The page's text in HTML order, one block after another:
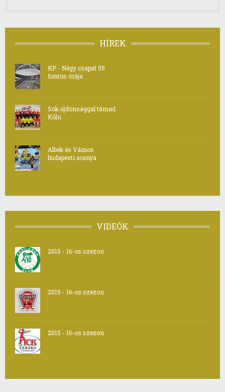
HÍREK
KP - Négy csapat 55
fontos órája
Sok újdonsággal támad
Köln
Albek és Vámos
budapesti aranya
VIDEÓK
2015 - 16-os szezon
2015 - 16-os szezon
2015 - 16-os szezon